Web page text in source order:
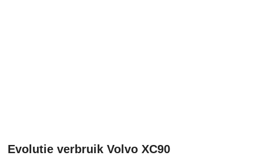
Evolutie verbruik Volvo XC90